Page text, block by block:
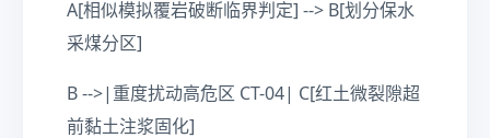
A[相似模拟覆岩破断临界判定] --> B[划分保水
采煤分区]
B -->|重度扰动高危区 CT-04| C[红土微裂隙超
前黏土注浆固化]